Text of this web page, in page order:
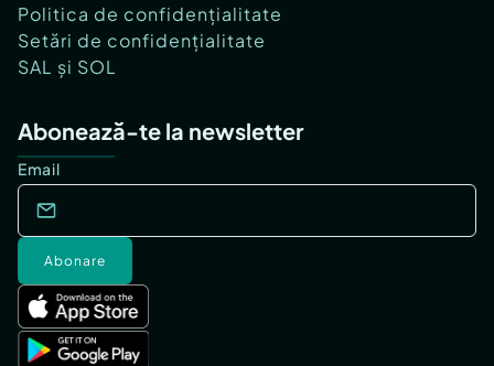
Politica de confidențialitate
Setări de confidențialitate
SAL și SOL
Abonează-te la newsletter
Email
Abonare